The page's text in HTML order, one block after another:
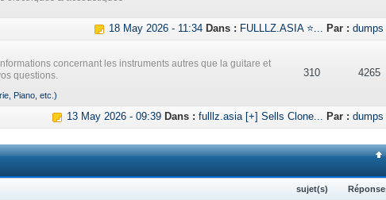
18 May 2026 - 11:34 Dans : FULLLZ.ASIA ⭐... Par : dumps
concernant les instruments autres que la guitare et
questions.
Piano, etc.)
310 4265
13 May 2026 - 09:39 Dans : fulllz.asia [+] Sells Clone... Par : dumps
sujet(s)